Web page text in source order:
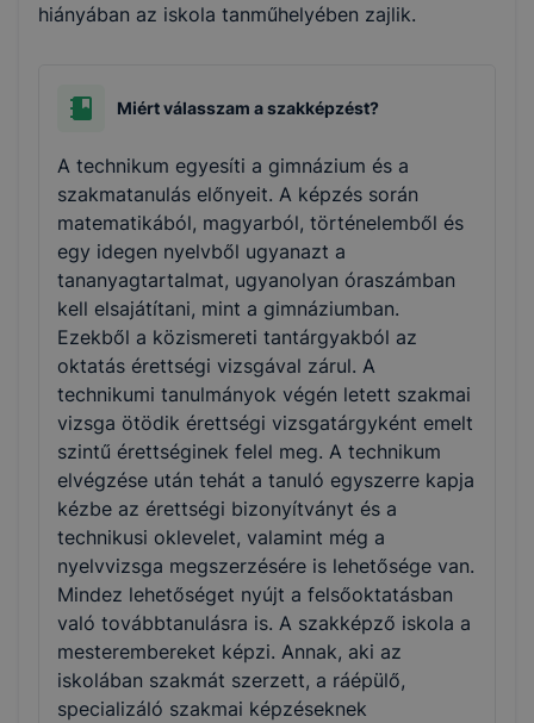
hiányában az iskola tanműhelyében zajlik.
Miért válasszam a szakképzést?
A technikum egyesíti a gimnázium és a
szakmatanulás előnyeit. A képzés során
matematikából, magyarból, történelemből és
egy idegen nyelvből ugyanazt a
tananyagtartalmat, ugyanolyan óraszámban
kell elsajátítani, mint a gimnáziumban.
Ezekből a közismereti tantárgyakból az
oktatás érettségi vizsgával zárul. A
technikumi tanulmányok végén letett szakmai
vizsga ötödik érettségi vizsgatárgyként emelt
szintű érettséginek felel meg. A technikum
elvégzése után tehát a tanuló egyszerre kapja
kézbe az érettségi bizonyítványt és a
technikusi oklevelet, valamint még a
nyelvvizsga megszerzésére is lehetősége van.
Mindez lehetőséget nyújt a felsőoktatásban
való továbbtanulásra is. A szakképző iskola a
mesterembereket képzi. Annak, aki az
iskolában szakmát szerzett, a ráépülő,
specializáló szakmai képzéseknek